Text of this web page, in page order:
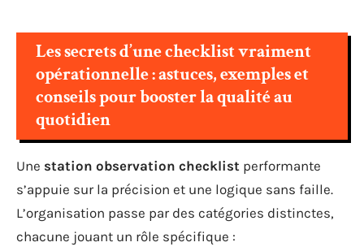
Les secrets d’une checklist vraiment
opérationnelle : astuces, exemples et
conseils pour booster la qualité au
quotidien
Une station observation checklist performante
s’appuie sur la précision et une logique sans faille.
L’organisation passe par des catégories distinctes,
chacune jouant un rôle spécifique :